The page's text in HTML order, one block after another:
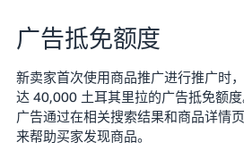
广告抵免额度
新卖家首次使用商品推广进行推广时
达 40,000 土耳其里拉的广告抵免额
广告通过在相关搜索结果和商品详情
来帮助买家发现商品。